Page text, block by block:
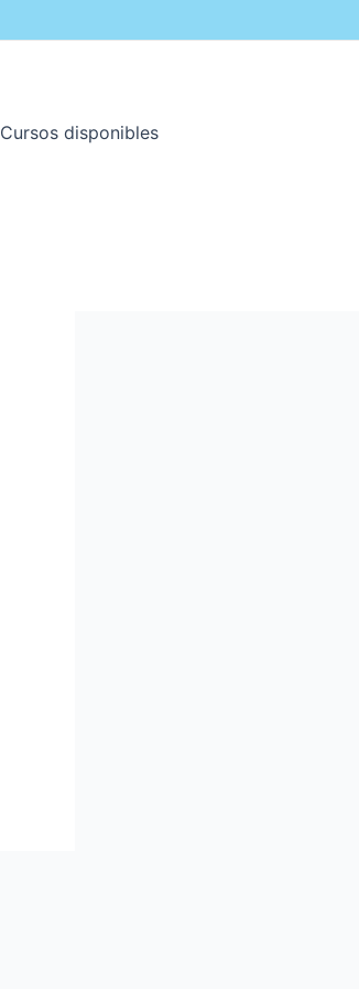
Cursos disponibles